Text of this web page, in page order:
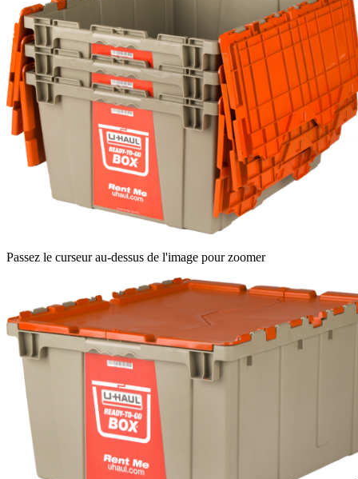
Passez le curseur au-dessus de l'image pour zoomer